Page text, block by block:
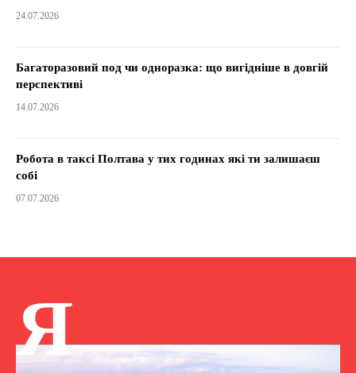
24.07.2026
Багаторазовий под чи одноразка: що вигідніше в довгій
перспективі
14.07.2026
Робота в таксі Полтава у тих годинах які ти залишаєш
собі
07.07.2026
Я